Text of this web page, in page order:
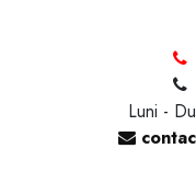
Luni -